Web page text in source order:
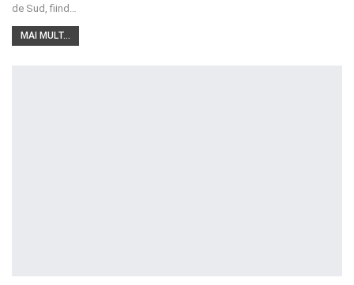
de Sud, fiind…
MAI MULT...